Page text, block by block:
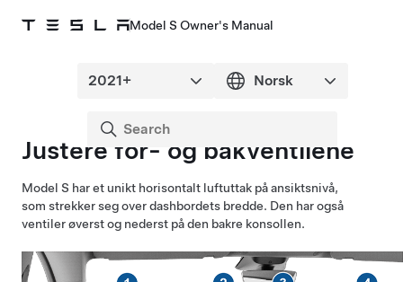
Model S Owner's Manual
Justere for- og bakventilene
Model S har et unikt horisontalt luftuttak på ansiktsnivå,
som strekker seg over dashbordets bredde. Den har også
ventiler øverst og nederst på den bakre konsollen.